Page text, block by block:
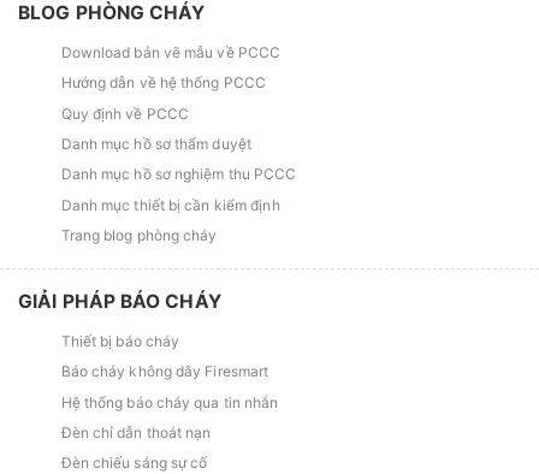
BLOG PHÒNG CHÁY
Download bản vẽ mẫu về PCCC
Hướng dẫn về hệ thống PCCC
Quy định về PCCC
Danh mục hồ sơ thẩm duyệt
Danh mục hồ sơ nghiệm thu PCCC
Danh mục thiết bị cần kiểm định
Trang blog phòng cháy
GIẢI PHÁP BÁO CHÁY
Thiết bị báo cháy
Báo cháy không dây Firesmart
Hệ thống báo cháy qua tin nhắn
Đèn chỉ dẫn thoát nạn
Đèn chiếu sáng sự cố